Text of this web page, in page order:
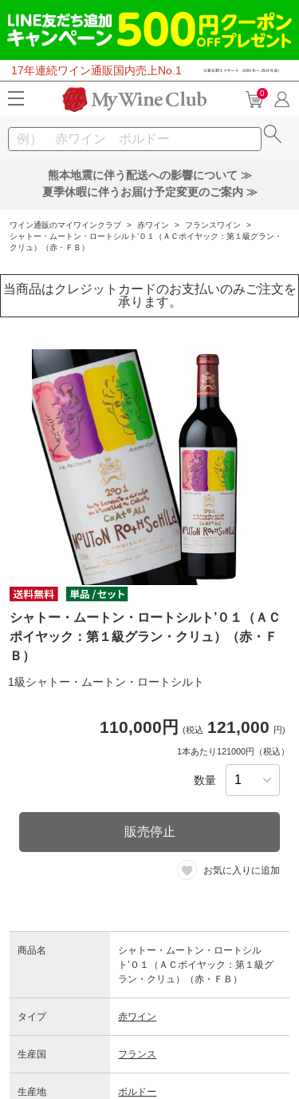
17年連続ワイン通販国内売上No.1
0
熊本地震に伴う配送への影響について ≫
夏季休暇に伴うお届け予定変更のご案内 ≫
ワイン通販のマイワインクラブ > 赤ワイン > フランスワイン
>
シャトー・ムートン・ロートシルト’０１（ＡＣポイヤック：第１級グラン・
クリュ）（赤・ＦＢ）
当商品はクレジットカードのお支払いのみご注文を
承ります。
シャトー・ムートン・ロートシルト’０１（ＡＣ
ポイヤック：第１級グラン・クリュ）（赤・Ｆ
Ｂ）
1級シャトー・ムートン・ロートシルト
110,000円 (税込 121,000 円)
1本あたり121000円（税込）
数量
販売停止
お気に入りに追加
商品名
シャトー・ムートン・ロートシル
ト’０１（ＡＣポイヤック：第１級グ
ラン・クリュ）（赤・ＦＢ）
タイプ 赤ワイン
生産国 フランス
生産地 ボルドー